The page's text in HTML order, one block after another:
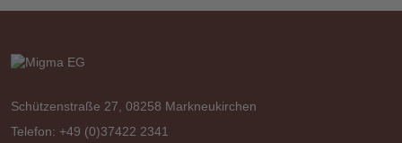
Schützenstraße 27, 08258 Markneukirchen
Telefon: +49 (0)37422 2341